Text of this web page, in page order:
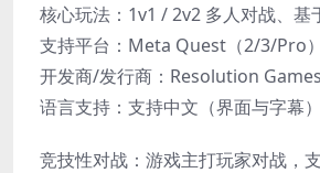
核心玩法：1v1 / 2v2 多人对战、基
​支持平台：Meta Quest​（2/3/Pro）
​开发商/发行商​：Resolution Games​
​语言支持：支持中文（界面与字幕）
竞技性对战​：游戏主打玩家对战，